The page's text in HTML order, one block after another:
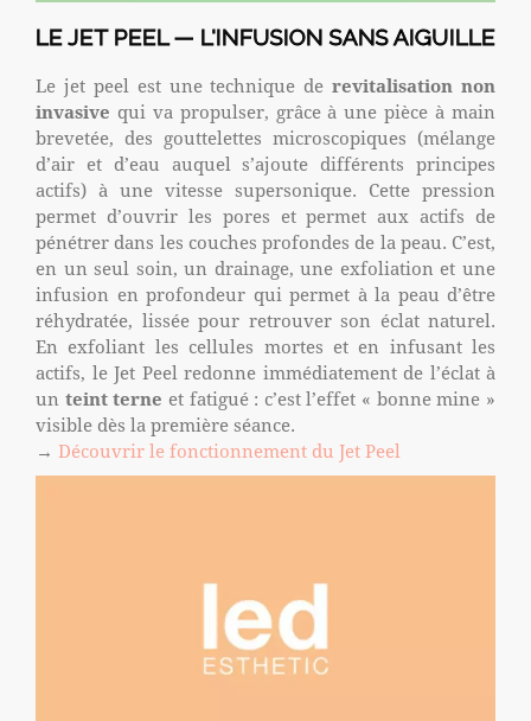
LE JET PEEL — L'INFUSION SANS AIGUILLE
Le jet peel est une technique derevitalisation non
invasive qui va propulser, grâce à une pièce à main
brevetée, des gouttelettes microscopiques (mélange
d’air et d’eau auquel s’ajoute différents principes
actifs) à une vitesse supersonique. Cette pression
permet d’ouvrir les pores et permet aux actifs de
pénétrer dans les couches profondes de la peau. C’est,
en un seul soin, un drainage, une exfoliation et une
infusion en profondeur qui permet à la peau d’être
réhydratée, lissée pour retrouver son éclat naturel.
En exfoliant les cellules mortes et en infusant les
actifs, le Jet Peel redonne immédiatement de l’éclat à
un teint terne et fatigué : c’est l’effet « bonne mine »
visible dès la première séance.
→ Découvrir le fonctionnement du Jet Peel